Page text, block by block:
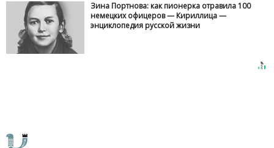
Зина Портнова: как пионерка отравила 100
немецких офицеров — Кириллица —
энциклопедия русской жизни